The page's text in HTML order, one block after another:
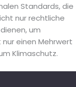
Standards, die
nur rechtliche
um
einen Mehrwert
Klimaschutz.